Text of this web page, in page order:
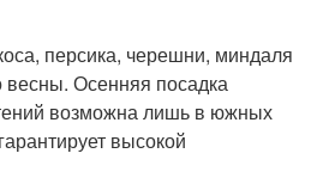
персика, черешни, миндаля
Осенняя посадка
возможна лишь в южных
высокой